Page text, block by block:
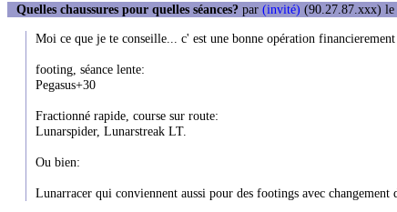
Quelles chaussures pour quelles séances? par (invité) (90.27.87.xxx) le
Moi ce que je te conseille... c' est une bonne opération
footing, séance lente:
Pegasus+30
Fractionné rapide, course sur route:
Lunarspider, Lunarstreak LT.
Ou bien:
Lunarracer qui conviennent aussi pour des footings avec